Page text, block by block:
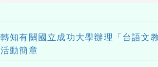
轉知有關國立成功大學辦理「台語文
活動簡章